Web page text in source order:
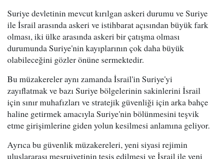
Suriye devletinin mevcut kırılgan askeri durumu ve Suriye
ile İsrail arasında askeri ve istihbarat açısından büyük fark
olması, iki ülke arasında askeri bir çatışma olması
durumunda Suriye'nin kayıplarının çok daha büyük
olabileceğini gözler önüne sermektedir.
Bu müzakereler aynı zamanda İsrail'in Suriye'yi
zayıflatmak ve bazı Suriye bölgelerinin sakinlerini İsrail
için sınır muhafızları ve stratejik güvenliği için arka bahçe
haline getirmek amacıyla Suriye'nin bölünmesini teşvik
etme girişimlerine giden yolun kesilmesi anlamına geliyor.
Ayrıca bu güvenlik müzakereleri, yeni siyasi rejimin
uluslararası meşruiyetinin tesis edilmesi ve İsrail ile yeni